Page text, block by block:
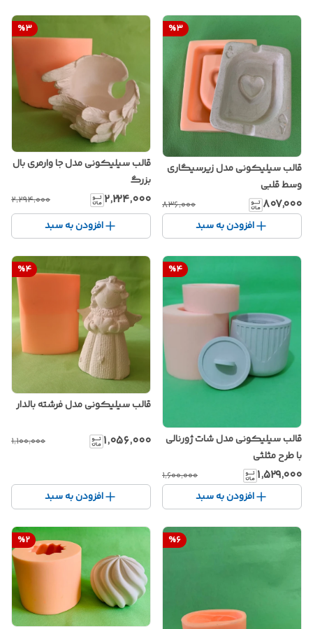
%3
قالب سیلیکونی مدل زیرسیگاری
وسط قلبی
۸۰۷٬۰۰۰ ۸۳۶٬۰۰۰
افزودن به سبد
%3
قالب سیلیکونی مدل جا وارمری بال
بزرگ
۲٬۲۲۴٬۰۰۰ ۲٬۲۹۴٬۰۰۰
افزودن به سبد
%4
قالب سیلیکونی مدل شات ژورنالی
با طرح مثلثی
۱٬۵۲۹٬۰۰۰ ۱٬۶۰۰٬۰۰۰
افزودن به سبد
%4
قالب سیلیکونی مدل فرشته بالدار
۱٬۰۵۶٬۰۰۰ ۱٬۱۰۰٬۰۰۰
افزودن به سبد
%6
%2